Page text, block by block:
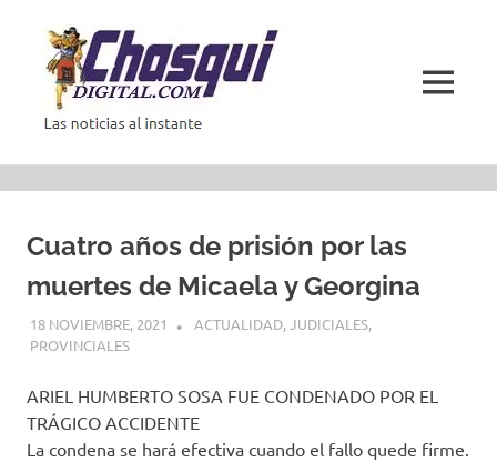
contenido
MENÚ
Cuatro años de prisión por las
muertes de Micaela y Georgina
18 NOVIEMBRE, 2021 ACTUALIDAD,JUDICIALES,
PROVINCIALES
ARIEL HUMBERTO SOSA FUE CONDENADO POR EL
TRÁGICO ACCIDENTE
La condena se hará efectiva cuando el fallo quede firme.